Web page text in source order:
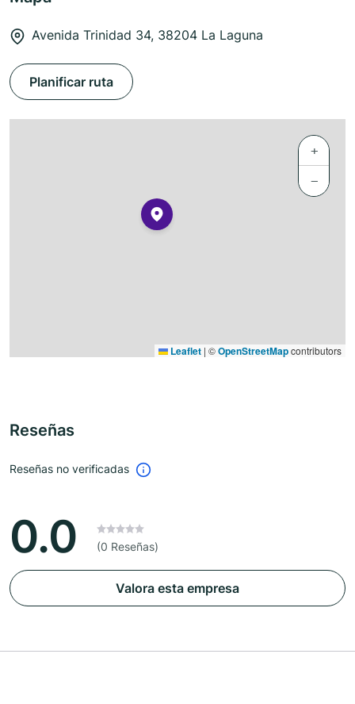
Avenida Trinidad 34, 38204 La Laguna
Planificar ruta
+
−
Leaflet | ©OpenStreetMapcontributors
Reseñas
Reseñas no verificadas
0.0 (0 Reseñas)
Valora esta empresa